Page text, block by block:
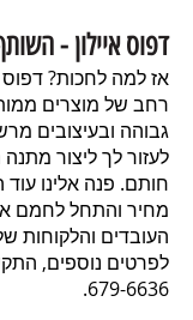
דפוס איילון -
אז למה לחכות? דפוס
רחב של מוצרים
גבוהה ובעיצובים
לעזור לך ליצור
חותם. פנה אלינו
מחיר והתחל לחמם
העובדים והלקוחות
לפרטים נוספים,
679-6636
.